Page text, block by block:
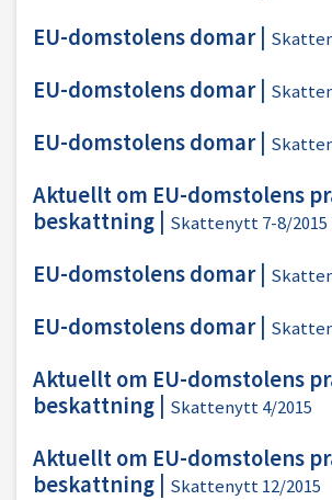
EU-domstolens domar|
EU-domstolens domar|
EU-domstolens domar|
Aktuellt om EU-domstolens
beskattning
Skattenytt 7-8/2015
EU-domstolens domar|
EU-domstolens domar|
Aktuellt om EU-domstolens
beskattning
Skattenytt 4/2015
Aktuellt om EU-domstolens
beskattning
Skattenytt 12/2015